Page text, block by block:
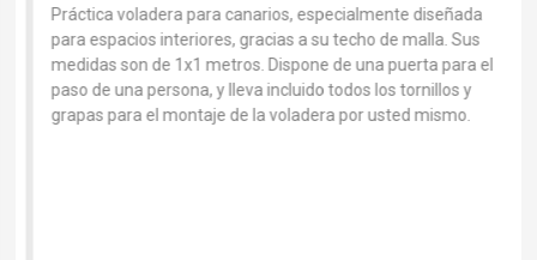
Práctica voladera para canarios, especialmente diseñada
para espacios interiores, gracias a su techo de malla. Sus
medidas son de 1x1 metros. Dispone de una puerta para el
paso de una persona, y lleva incluido todos los tornillos y
grapas para el montaje de la voladera por usted mismo.